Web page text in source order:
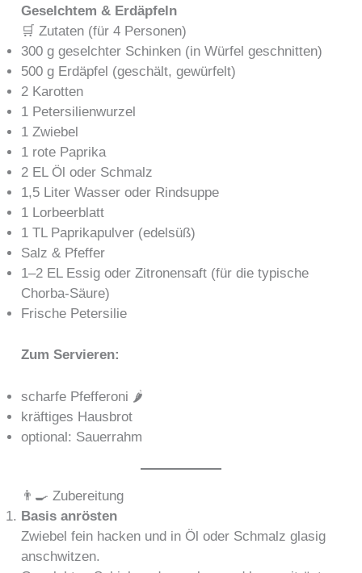
Geselchtem & Erdäpfeln
🛒 Zutaten (für 4 Personen)
300 g geselchter Schinken (in Würfel geschnitten)
500 g Erdäpfel (geschält, gewürfelt)
2 Karotten
1 Petersilienwurzel
1 Zwiebel
1 rote Paprika
2 EL Öl oder Schmalz
1,5 Liter Wasser oder Rindsuppe
1 Lorbeerblatt
1 TL Paprikapulver (edelsüß)
Salz & Pfeffer
1–2 EL Essig oder Zitronensaft (für die typische
Chorba-Säure)
Frische Petersilie
Zum Servieren:
scharfe Pfefferoni 🌶️
kräftiges Hausbrot
optional: Sauerrahm
👨‍🍳 Zubereitung
Basis anrösten
Zwiebel fein hacken und in Öl oder Schmalz glasig
anschwitzen.